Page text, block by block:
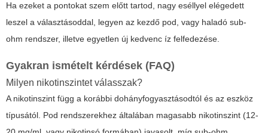
Ha ezeket a pontokat szem előtt tartod, nagy eséllyel elégedett
leszel a választásoddal, legyen az kezdő pod, vagy haladó sub-
ohm rendszer, illetve egyetlen új kedvenc íz felfedezése.
Gyakran ismételt kérdések (FAQ)
Milyen nikotinszintet válasszak?
A nikotinszint függ a korábbi dohányfogyasztásodtól és az eszköz
típusától. Pod rendszerekhez általában magasabb nikotinszint (12-